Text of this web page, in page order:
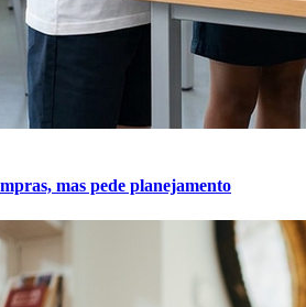
mas pede planejamento